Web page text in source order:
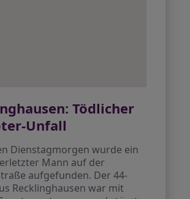
Tödlicher
Unfall
Dienstagmorgen wurde ein
Mann auf der
aufgefunden. Der 44-
Recklinghausen war mit